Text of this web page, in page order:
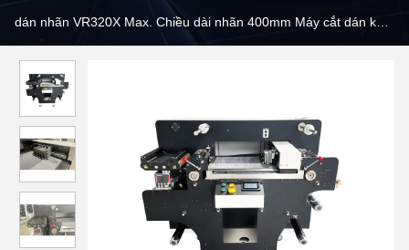
dán nhãn VR320X Max. Chiều dài nhãn 400mm Máy cắt dán kỹ